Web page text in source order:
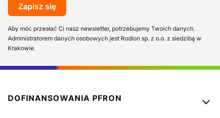
Zapisz się
Aby móc przesłać Ci nasz newsletter, potrzebujemy Twoich danych.
Administratorem danych osobowych jest Rodion sp. z o.o. z siedzibą w
Krakowie.
Linki w stopce
DOFINANSOWANIA PFRON